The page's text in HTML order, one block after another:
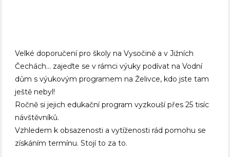
Velké doporučení pro školy na Vysočině a v Jižních
Čechách… zajeďte se v rámci výuky podívat na Vodní
dům s výukovým programem na Želivce, kdo jste tam
ještě nebyl!
Ročně si jejich edukační program vyzkouší přes 25 tisíc
návštěvníků.
Vzhledem k obsazenosti a vytíženosti rád pomohu se
získáním termínu. Stojí to za to.